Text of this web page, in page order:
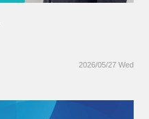
2026/05/27 Wed